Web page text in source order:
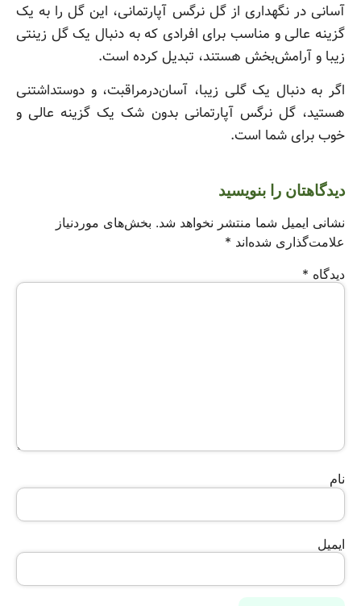
آسانی در نگهداری از گل نرگس آپارتمانی، این گل را به یک
گزینه عالی و مناسب برای افرادی که به دنبال یک گل زینتی
زیبا و آرامش‌بخش هستند، تبدیل کرده است.
اگر به دنبال یک گلی زیبا، آسان‌در‌مراقبت، و دوستداشتنی
هستید، گل نرگس آپارتمانی بدون شک یک گزینه عالی و
خوب برای شما است.
دیدگاهتان را بنویسید
نشانی ایمیل شما منتشر نخواهد شد. بخش‌های موردنیاز
علامت‌گذاری شده‌اند *
دیدگاه *
نام
ایمیل